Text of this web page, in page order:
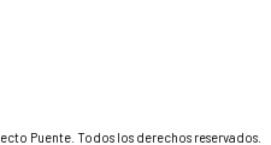
Puente. Todos los derechos reservados.